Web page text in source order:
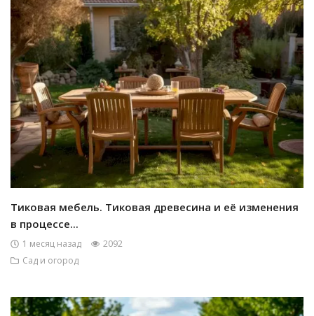
Тиковая мебель. Тиковая древесина и её изменения
в процессе...
1 месяц назад
2092
Сад и огород